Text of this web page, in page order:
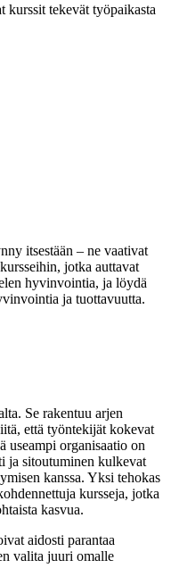
tekevät työpaikasta
itsestään – ne vaativat
jotka auttavat
hyvinvointia, ja löydä
ja tuottavuutta.
Se rakentuu arjen
että työntekijät kokevat
useampi organisaatio on
ja sitoutuminen kulkevat
kanssa. Yksi tehokas
kursseja, jotka
kasvua.
aidosti parantaa
valita juuri omalle